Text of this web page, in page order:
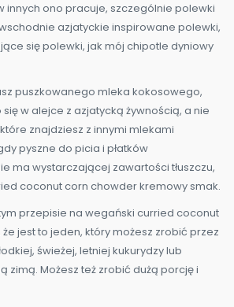
innych ono pracuje, szczególnie polewki
azjatyckie inspirowane polewki,
się polewki, jak mój chipotle dyniowy
puszkowanego mleka kokosowego,
w alejce z azjatycką żywnością, a nie
znajdziesz z innymi mlekami
pyszne do picia i płatków
ma wystarczającej zawartości tłuszczu,
coconut corn chowder kremowy smak.
przepisie na wegański curried coconut
jest to jeden, który możesz zrobić przez
świeżej, letniej kukurydzy lub
zimą. Możesz też zrobić dużą porcję i